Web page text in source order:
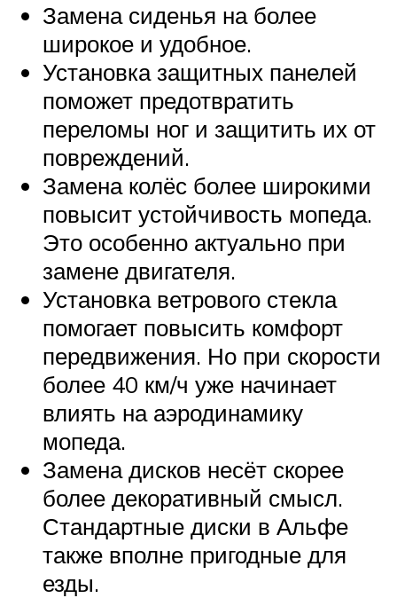
Замена сиденья на более
широкое и удобное.
Установка защитных панелей
поможет предотвратить
переломы ног и защитить их от
повреждений.
Замена колёс более широкими
повысит устойчивость мопеда.
Это особенно актуально при
замене двигателя.
Установка ветрового стекла
помогает повысить комфорт
передвижения. Но при скорости
более 40 км/ч уже начинает
влиять на аэродинамику
мопеда.
Замена дисков несёт скорее
более декоративный смысл.
Стандартные диски в Альфе
также вполне пригодные для
езды.